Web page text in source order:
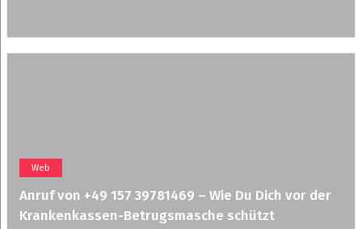
Web
Anruf von +49 157 39781469 – Wie Du Dich vor der
Krankenkassen-Betrugsmasche schützt